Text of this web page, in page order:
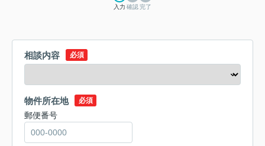
入力 確認完了
相談内容 必須
物件所在地 必須
郵便番号